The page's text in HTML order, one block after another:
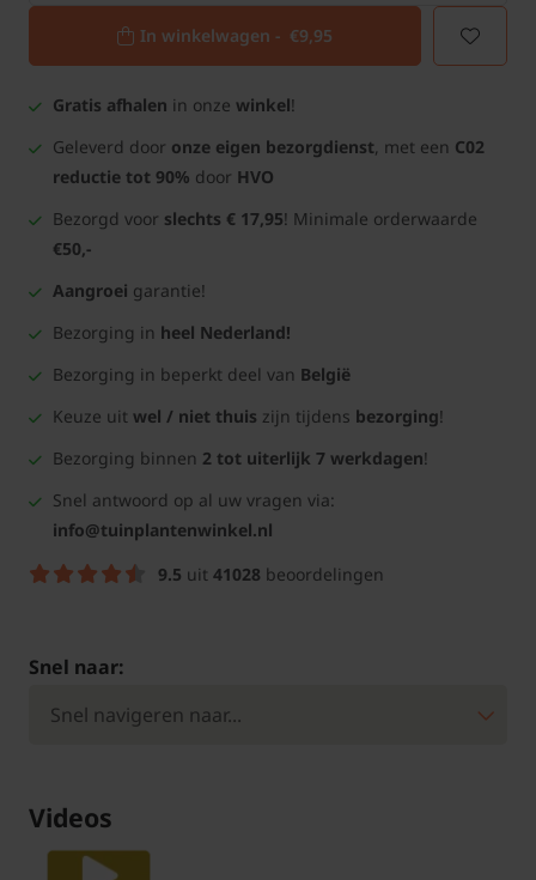
In winkelwagen - €9,95
Gratis afhalen in onze winkel!
Geleverd door onze eigen bezorgdienst, met een C02
reductie tot 90% door HVO
Bezorgd voor slechts € 17,95! Minimale orderwaarde
€50,-
Aangroei garantie!
Bezorging in heel Nederland!
Bezorging in beperkt deel van België
Keuze uit wel / niet thuis zijn tijdens bezorging!
Bezorging binnen 2 tot uiterlijk 7 werkdagen!
Snel antwoord op al uw vragen via:
info@tuinplantenwinkel.nl
9.5 uit 41028 beoordelingen
Snel naar:
Videos